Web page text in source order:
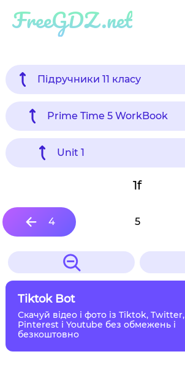
FreeGDZ.net
Підручники 11 класу
Prime Time 5 WorkBook
Unit 1
1f
4 5
Tiktok Bot
Скачуй відео і фото із Tiktok, Twitter,
Pinterest і Youtube без обмежень і
безкоштовно